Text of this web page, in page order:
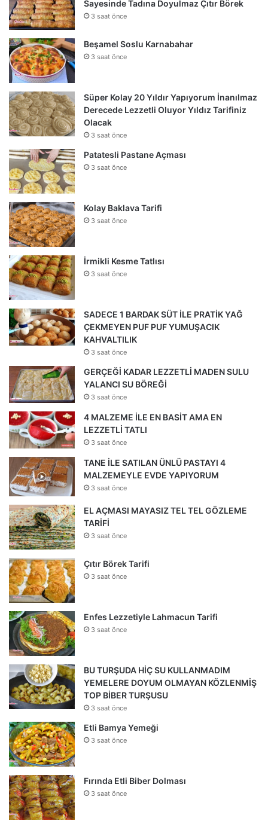
Sayesinde Tadına Doyulmaz Çıtır Börek
3 saat önce
Beşamel Soslu Karnabahar
3 saat önce
Süper Kolay 20 Yıldır Yapıyorum İnanılmaz
Derecede Lezzetli Oluyor Yıldız Tarifiniz
Olacak
3 saat önce
Patatesli Pastane Açması
3 saat önce
Kolay Baklava Tarifi
3 saat önce
İrmikli Kesme Tatlısı
3 saat önce
SADECE 1 BARDAK SÜT İLE PRATİK YAĞ
ÇEKMEYEN PUF PUF YUMUŞACIK
KAHVALTILIK
3 saat önce
GERÇEĞİ KADAR LEZZETLİ MADEN SULU
YALANCI SU BÖREĞİ
3 saat önce
4 MALZEME İLE EN BASİT AMA EN
LEZZETLİ TATLI
3 saat önce
TANE İLE SATILAN ÜNLÜ PASTAYI 4
MALZEMEYLE EVDE YAPIYORUM
3 saat önce
EL AÇMASI MAYASIZ TEL TEL GÖZLEME
TARİFİ
3 saat önce
Çıtır Börek Tarifi
3 saat önce
Enfes Lezzetiyle Lahmacun Tarifi
3 saat önce
BU TURŞUDA HİÇ SU KULLANMADIM
YEMELERE DOYUM OLMAYAN KÖZLENMİŞ
TOP BİBER TURŞUSU
3 saat önce
Etli Bamya Yemeği
3 saat önce
Fırında Etli Biber Dolması
3 saat önce